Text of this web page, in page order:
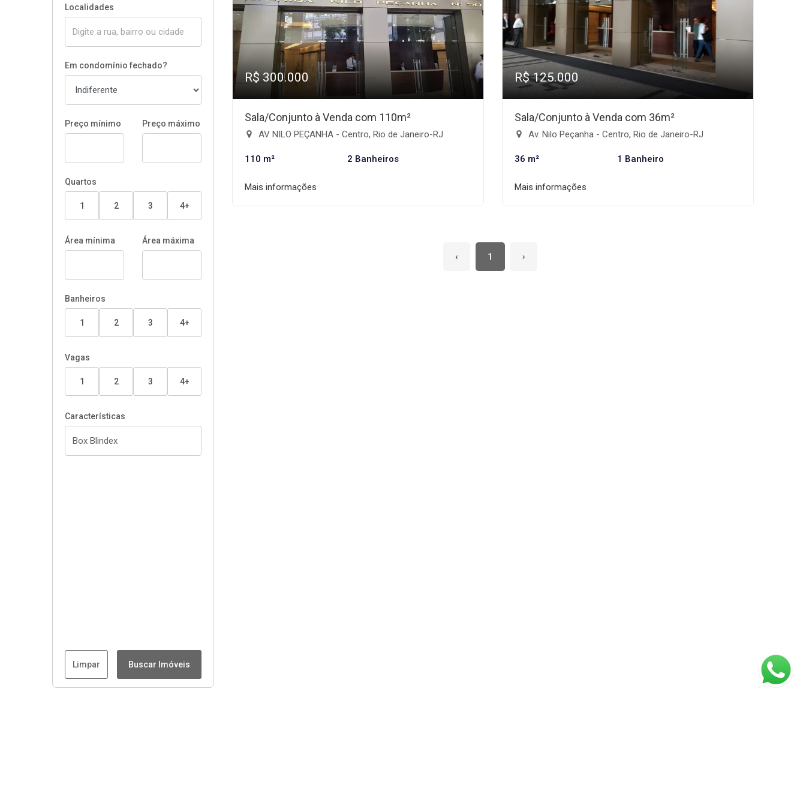
Localidades
Em condomínio fechado?
Preço mínimo Preço máximo
Quartos
1 2 3 4+
Área mínima Área máxima
Banheiros
1 2 3 4+
Vagas
1 2 3 4+
Características
Limpar Buscar Imóveis
R$ 300.000
Sala/Conjunto à Venda com 110m²
AV NILO PEÇANHA - Centro, Rio de Janeiro-RJ
110 m² 2 Banheiros
Mais informações
R$ 125.000
Sala/Conjunto à Venda com 36m²
Av. Nilo Peçanha - Centro, Rio de Janeiro-RJ
36 m² 1 Banheiro
Mais informações
‹ 1 ›